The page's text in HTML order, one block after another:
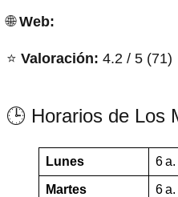
🌐Web:
⭐ Valoración: 4.2 / 5 (71)
🕒 Horarios de Los
Lunes 6
Martes 6